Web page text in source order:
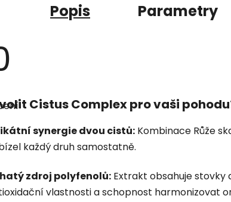
Popis Parametry
Cistus Complex pro vaši
synergie dvou cistů: Kombinace Růže
každý druh samostatně.
zdroj polyfenolů: Extrakt obsahuje stovky
vlastnosti a schopnost harmonizovat